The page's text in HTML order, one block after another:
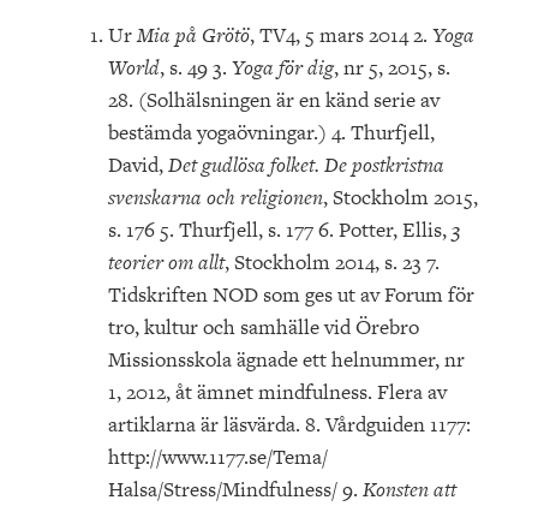
UrMia på Grötö, TV4, 5 mars 2014 2. Yoga
World, s. 49 3. Yoga för dig, nr 5, 2015, s.
28. (Solhälsningen är en känd serie av
bestämda yogaövningar.) 4. Thurfjell,
David,Det gudlösa folket. De postkristna
svenskarna och religionen, Stockholm 2015,
s. 176 5. Thurfjell, s. 177 6. Potter, Ellis,3
teorier om allt, Stockholm 2014, s. 23 7.
Tidskriften NOD som ges ut av Forum för
tro, kultur och samhälle vid Örebro
Missionsskola ägnade ett helnummer, nr
1, 2012, åt ämnet mindfulness. Flera av
artiklarna är läsvärda. 8. Vårdguiden 1177:
http://www.1177.se/Tema/
Halsa/Stress/Mindfulness/ 9. Konsten att